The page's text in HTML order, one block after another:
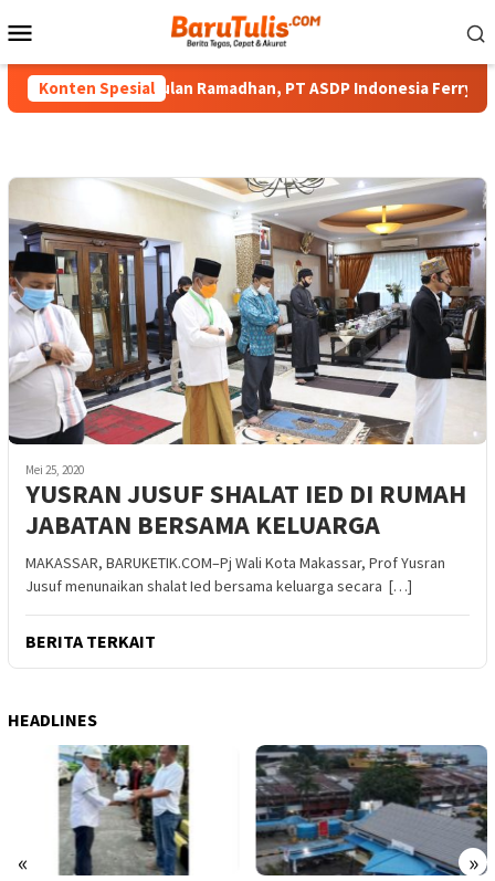
ke
Mobile
Konten Spesial
Berkah di Bulan Ramadhan, PT ASDP Indonesia Ferry Bagi
Mei 25, 2020
YUSRAN JUSUF SHALAT IED DI RUMAH
JABATAN BERSAMA KELUARGA
MAKASSAR, BARUKETIK.COM–Pj Wali Kota Makassar, Prof Yusran
Jusuf menunaikan shalat Ied bersama keluarga secara […]
BERITA TERKAIT
HEADLINES
« »